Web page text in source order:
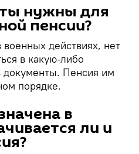
нужны для
пенсии?
действиях, нет
в какую-либо
документы. Пенсия им
порядке.
в
ли и